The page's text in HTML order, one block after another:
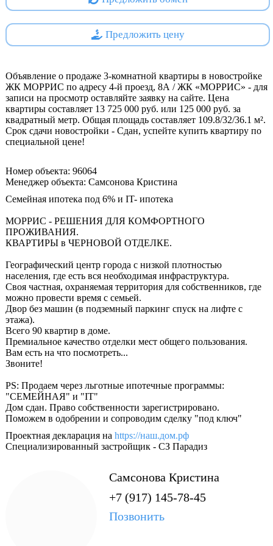
Предложить цену
Объявление о продаже 3-комнатной квартиры в новостройке
ЖК МОРРИС по адресу 4-й проезд, 8А / ЖК «МОРРИС» - для
записи на просмотр оставляйте заявку на сайте. Цена
квартиры составляет 13 725 000 руб. или 125 000 руб. за
квадратный метр. Общая площадь составляет 109.8/32/36.1 м².
Срок сдачи новостройки - Сдан, успейте купить квартиру по
специальной цене!
Номер объекта: 96064
Менеджер объекта: Самсонова Кристина
Семейная ипотека под 6% и IT- ипотека
МОРРИС - РЕШЕНИЯ ДЛЯ КОМФОРТНОГО
ПРОЖИВАНИЯ.
КВАРТИРЫ в ЧЕРНОВОЙ ОТДЕЛКЕ.
Географический центр города с низкой плотностью
населения, где есть вся необходимая инфраструктура.
Своя частная, охраняемая территория для собственников, где
можно провести время с семьей.
Двор без машин (в подземный паркинг спуск на лифте с
этажа).
Всего 90 квартир в доме.
Премиальное качество отделки мест общего пользования.
Вам есть на что посмотреть...
Звоните!
PS: Продаем через льготные ипотечные программы:
"СЕМЕЙНАЯ" и "IT"
Дом сдан. Право собственности зарегистрировано.
Поможем в одобрении и сопроводим сделку "под ключ"
Проектная декларация на https://наш.дом.рф
Специализированный застройщик - СЗ Парадиз
Самсонова Кристина
+7 (917) 145-78-45
Позвонить